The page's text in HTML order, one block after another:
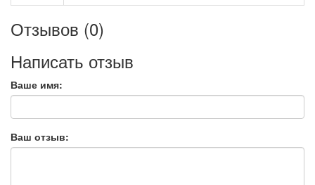
Отзывов (0)
Написать отзыв
Ваше имя:
Ваш отзыв: